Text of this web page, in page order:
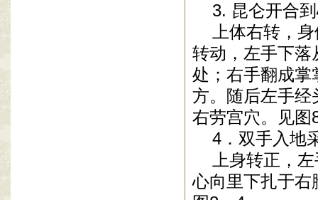
3. 昆仑开合
上体右转，身
转动，左手下落
处；右手翻成掌
方。随后左手经
右劳宫穴。见
4．双手入地
上身转正，左
心向里下扎于右